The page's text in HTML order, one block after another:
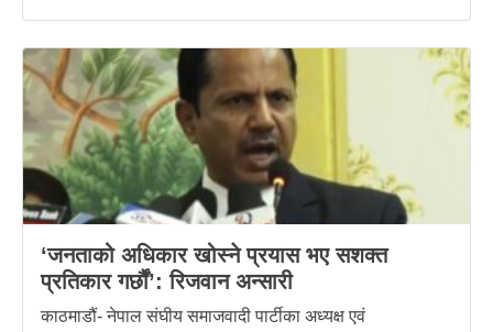
‘जनताको अधिकार खोस्ने प्रयास भए सशक्त
प्रतिकार गर्छौं’: रिजवान अन्सारी
काठमाडौं- नेपाल संघीय समाजवादी पार्टीका अध्यक्ष एवं